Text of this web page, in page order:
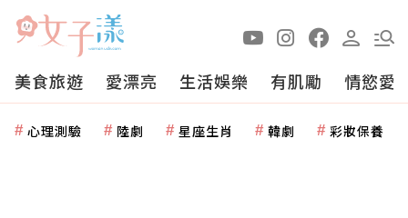
美食旅遊 愛漂亮 生活娛樂 有肌勵 情慾愛
心理測驗 陸劇 星座生肖 韓劇 彩妝保養